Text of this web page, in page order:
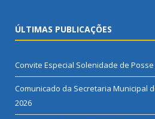
ÚLTIMAS PUBLICAÇÕES
Convite Especial Solenidade de Posse
Comunicado da Secretaria Municipal
2026